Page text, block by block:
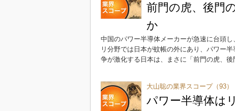
前門の虎、後門
か
中国のパワー半導体メーカーが急速に台頭
リ分野では日本が蚊帳の外にあり、パワー
争が激化する日本は、まさに「前門の虎、後
大山聡の業界スコープ（93）
パワー半導体は